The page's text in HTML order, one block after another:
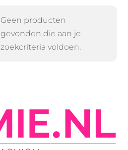
Geen producten
gevonden die aan je
zoekcriteria voldoen.